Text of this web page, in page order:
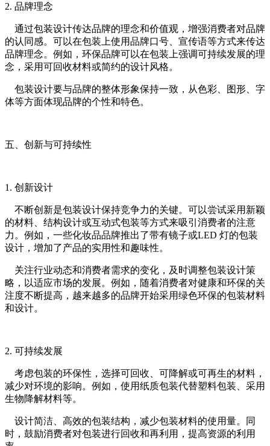
2. 品牌理念
通过包装设计传达品牌的理念和价值观，增强消费者对品牌
的认同感。可以在包装上使用品牌口号、宣传语等方式来传达
品牌理念。例如，环保品牌可以在包装上强调可持续发展的理
念，采用可回收材料或简约的设计风格。
包装设计要与品牌的整体形象保持一致，从色彩、图形、字
体等方面体现品牌的个性和特色。
五、创新与可持续性
1. 创新设计
不断创新是包装设计保持竞争力的关键。可以尝试采用新颖
的材料、结构设计或互动式包装等方式来吸引消费者的注意
力。例如，一些化妆品品牌推出了带有镜子或LED 灯的包装
设计，增加了产品的实用性和趣味性。
关注行业动态和消费者需求的变化，及时调整包装设计策
略，以适应市场的发展。例如，随着消费者对健康和环保的关
注度不断提高，越来越多的品牌开始采用绿色环保的包装材料
和设计。
2. 可持续发展
考虑包装的环保性，选择可回收、可降解或可再生的材料，
减少对环境的影响。例如，使用纸质包装代替塑料包装、采用
生物降解材料等。
设计简洁、高效的包装结构，减少包装材料的使用量。同
时，鼓励消费者对包装进行回收和再利用，提高资源的利用